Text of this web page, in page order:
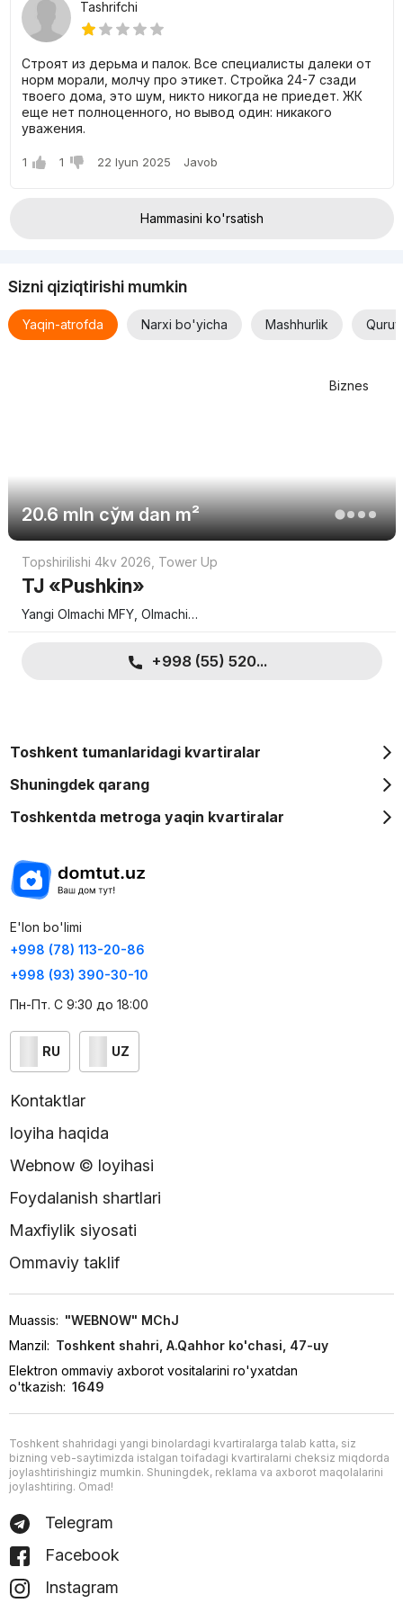
Harizma majmuasidagi kvartiralarning narxi
Ob'ektni etkazib berish 2025 yil boshida rejalashtirilgan.
Tanlash uchun 16 xil kvartira tartibi mavjud. Bepul variantlar
orasida:
55 dan 63 kvadrat metrgacha bo'lgan 2 xonali kvartiralar.
Tafsilotlarni aniqlashtirish va batafsil ma'lumot olish uchun,
iltimos, ishlab chiquvchi bilan bog'laning.
Tashrifchi
Строят из дерьма и палок. Все специалисты далеки от
норм морали, молчу про этикет. Стройка 24-7 сзади
твоего дома, это шум, никто никогда не приедет. ЖК
еще нет полноценного, но вывод один: никакого
уважения.
1 1 22 Iyun 2025 Javob
Hammasini ko'rsatish
Sizni qiziqtirishi mumkin
Yaqin-atrofda Narxi bo'yicha Mashhurlik
Biznes
20.6 mln сўмdan m²
Topshirilishi 4kv 2026 Tower Up
TJ «Pushkin»
Yangi Olmachi MFY, Olmachi…
+998 (55) 520...
Toshkent tumanlaridagi kvartiralar
Shuningdek qarang
Toshkentda metroga yaqin kvartiralar
E'lon bo'limi
+998 (78) 113-20-86
+998 (93) 390-30-10
Пн-Пт. С 9:30 до 18:00
RU UZ
Kontaktlar
loyiha haqida
Webnow © loyihasi
Foydalanish shartlari
Maxfiylik siyosati
Ommaviy taklif
Muassis: "WEBNOW" MChJ
Manzil: Toshkent shahri, A.Qahhor ko'chasi, 47-uy
Elektron ommaviy axborot vositalarini ro'yxatdan
o'tkazish: 1649
Toshkent shahridagi yangi binolardagi kvartiralarga talab katta, siz
bizning veb-saytimizda istalgan toifadagi kvartiralarni cheksiz miqdorda
joylashtirishingiz mumkin. Shuningdek, reklama va axborot maqolalarini
joylashtiring. Omad!
Telegram
Facebook
Instagram